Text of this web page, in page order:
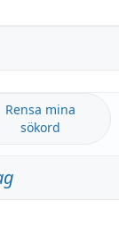
Rensa mina
sökord